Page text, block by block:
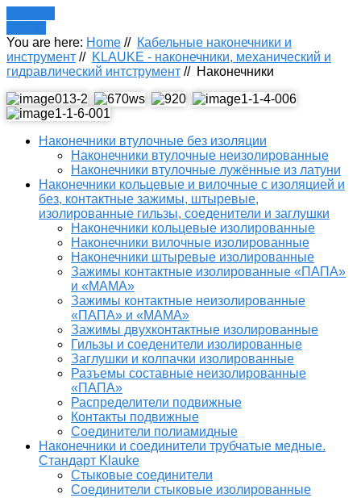
You are here: Home // Кабельные наконечники и
инструмент // KLAUKE - наконечники, механический и
гидравлический интструмент // Наконечники
Наконечники втулочные без изоляции
Наконечники втулочные неизолированные
Наконечники втулочные лужённые из латуни
Наконечники кольцевые и вилочные с изоляцией и
без, контактные зажимы, штыревые,
изолированные гильзы, соеденители и заглушки
Наконечники кольцевые изолированные
Наконечники вилочные изолированные
Наконечники штыревые изолированные
Зажимы контактные изолированные «ПАПА»
и «МАМА»
Зажимы контактные неизолированные
«ПАПА» и «МАМА»
Зажимы двухконтактные изолированные
Гильзы и соеденители изолированные
Заглушки и колпачки изолированные
Разъемы составные неизолированные
«ПАПА»
Распределители подвижные
Контакты подвижные
Соединители полиамидные
Наконечники и соединители трубчатые медные.
Стандарт Klauke
Стыковые соединители
Соединители стыковые изолированные